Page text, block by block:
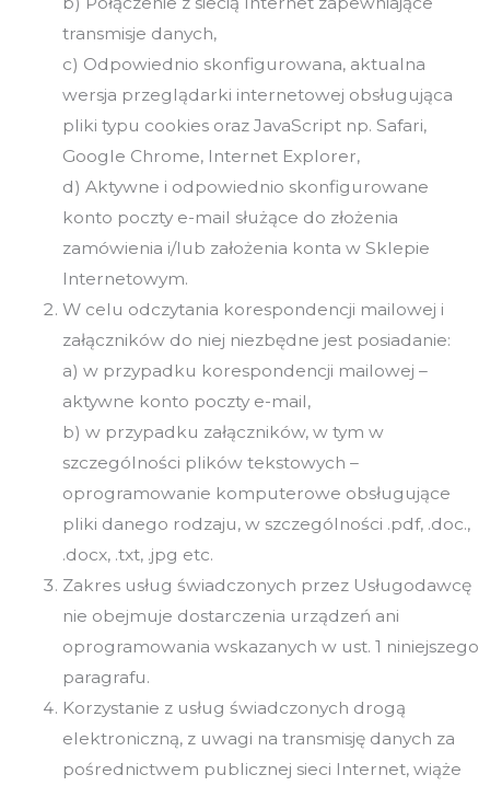
transmisje danych,
c) Odpowiednio skonfigurowana, aktualna
wersja przeglądarki internetowej obsługująca
pliki typu cookies oraz JavaScript np. Safari,
Google Chrome, Internet Explorer,
d) Aktywne i odpowiednio skonfigurowane
konto poczty e-mail służące do złożenia
zamówienia i/lub założenia konta w Sklepie
Internetowym.
W celu odczytania korespondencji mailowej i
załączników do niej niezbędne jest posiadanie:
a) w przypadku korespondencji mailowej –
aktywne konto poczty e-mail,
b) w przypadku załączników, w tym w
szczególności plików tekstowych –
oprogramowanie komputerowe obsługujące
pliki danego rodzaju, w szczególności .pdf, .doc.,
.docx, .txt, .jpg etc.
Zakres usług świadczonych przez Usługodawcę
nie obejmuje dostarczenia urządzeń ani
oprogramowania wskazanych w ust. 1 niniejszego
paragrafu.
Korzystanie z usług świadczonych drogą
elektroniczną, z uwagi na transmisję danych za
pośrednictwem publicznej sieci Internet, wiąże